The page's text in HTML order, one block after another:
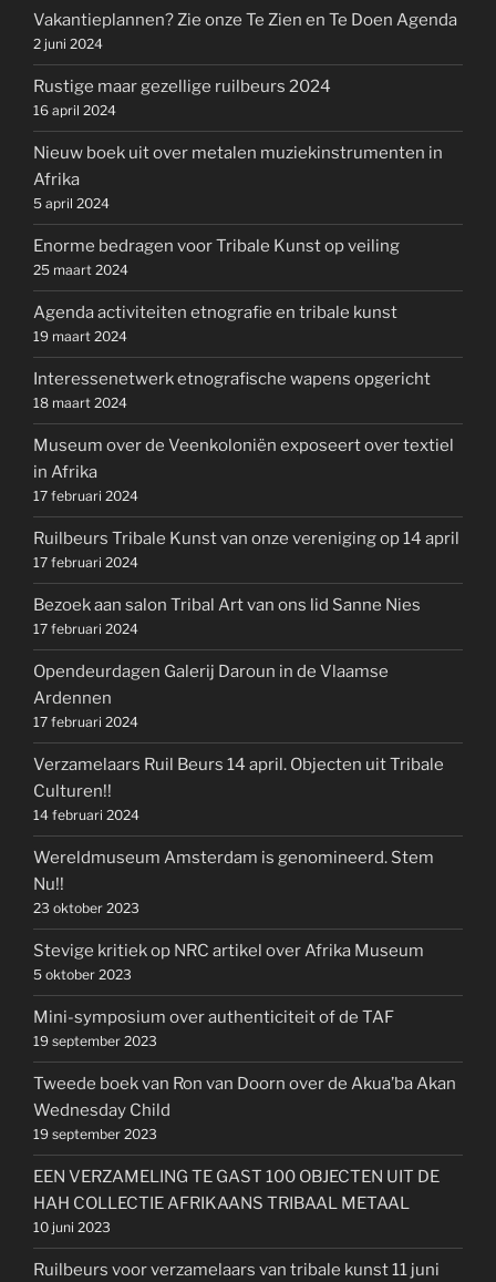
Vakantieplannen? Zie onze Te Zien en Te Doen Agenda
2 juni 2024
Rustige maar gezellige ruilbeurs 2024
16 april 2024
Nieuw boek uit over metalen muziekinstrumenten in
Afrika
5 april 2024
Enorme bedragen voor Tribale Kunst op veiling
25 maart 2024
Agenda activiteiten etnografie en tribale kunst
19 maart 2024
Interessenetwerk etnografische wapens opgericht
18 maart 2024
Museum over de Veenkoloniën exposeert over textiel
in Afrika
17 februari 2024
Ruilbeurs Tribale Kunst van onze vereniging op 14 april
17 februari 2024
Bezoek aan salon Tribal Art van ons lid Sanne Nies
17 februari 2024
Opendeurdagen Galerij Daroun in de Vlaamse
Ardennen
17 februari 2024
Verzamelaars Ruil Beurs 14 april. Objecten uit Tribale
Culturen!!
14 februari 2024
Wereldmuseum Amsterdam is genomineerd. Stem
Nu!!
23 oktober 2023
Stevige kritiek op NRC artikel over Afrika Museum
5 oktober 2023
Mini-symposium over authenticiteit of de TAF
19 september 2023
Tweede boek van Ron van Doorn over de Akua’ba Akan
Wednesday Child
19 september 2023
EEN VERZAMELING TE GAST 100 OBJECTEN UIT DE
HAH COLLECTIE AFRIKAANS TRIBAAL METAAL
10 juni 2023
Ruilbeurs voor verzamelaars van tribale kunst 11 juni